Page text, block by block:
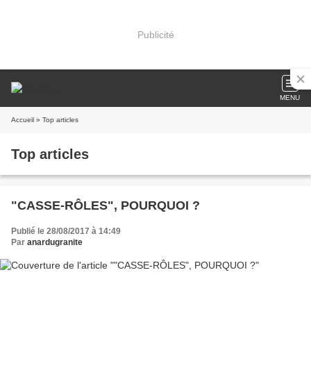
Publicité
MENU
Accueil » Top articles
Top articles
"CASSE-RÔLES", POURQUOI ?
Publié le 28/08/2017 à 14:49
Par anardugranite